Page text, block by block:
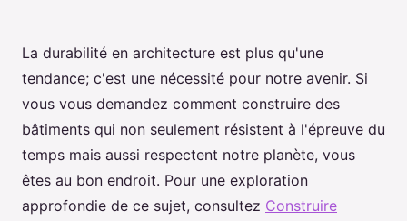
La durabilité en architecture est plus qu'une
tendance; c'est une nécessité pour notre avenir. Si
vous vous demandez comment construire des
bâtiments qui non seulement résistent à l'épreuve du
temps mais aussi respectent notre planète, vous
êtes au bon endroit. Pour une exploration
approfondie de ce sujet, consultez Construire